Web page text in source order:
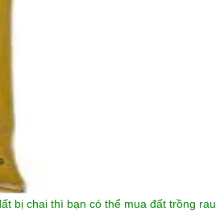
bị chai thì bạn có thể mua đất trồng rau